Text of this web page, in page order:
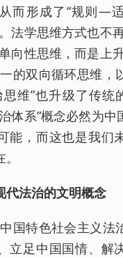
而形成了“规则—
法学思维方式也不
向性思维，而是上
的双向循环思维，
维”也升级了传统
体系”概念必然为中
能，而这也是我们
代法治的文明概念
国特色社会主义法
立足中国国情、解